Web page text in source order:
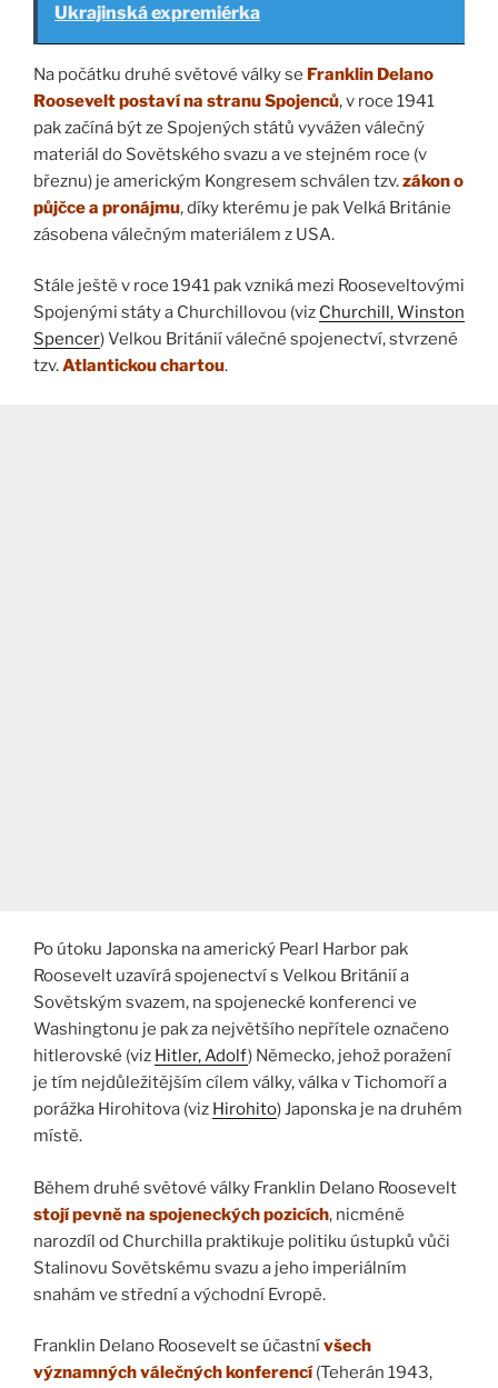
Ukrajinská expremiérka
Na počátku druhé světové války se Franklin Delano
Roosevelt postaví na stranu Spojenců, v roce 1941
pak začíná být ze Spojených států vyvážen válečný
materiál do Sovětského svazu a ve stejném roce (v
březnu) je americkým Kongresem schválen tzv.zákon o
půjčce a pronájmu, díky kterému je pak Velká Británie
zásobena válečným materiálem z USA.
Stále ještě v roce 1941 pak vzniká mezi Rooseveltovými
Spojenými státy a Churchillovou (viz Churchill, Winston
Spencer) Velkou Británií válečné spojenectví, stvrzené
tzv.Atlantickou chartou.
Po útoku Japonska na americký Pearl Harbor pak
Roosevelt uzavírá spojenectví s Velkou Británií a
Sovětským svazem, na spojenecké konferenci ve
Washingtonu je pak za největšího nepřítele označeno
hitlerovské (viz Hitler, Adolf) Německo, jehož poražení
je tím nejdůležitějším cílem války, válka v Tichomoří a
porážka Hirohitova (viz Hirohito) Japonska je na druhém
místě.
Během druhé světové války Franklin Delano Roosevelt
stojí pevně na spojeneckých pozicích, nicméně
narozdíl od Churchilla praktikuje politiku ústupků vůči
Stalinovu Sovětskému svazu a jeho imperiálním
snahám ve střední a východní Evropě.
Franklin Delano Roosevelt se účastnívšech
významných válečných konferencí(Teherán 1943,